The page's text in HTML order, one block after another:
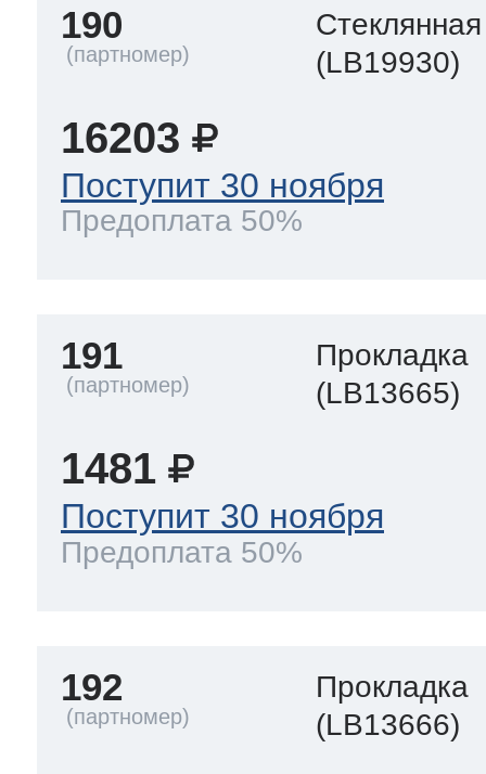
190
(LB19930)
16203
Поступит 30 ноября
Предоплата 50%
191
Прокладка
(LB13665)
1481
Поступит 30 ноября
Предоплата 50%
192
Прокладка
(LB13666)